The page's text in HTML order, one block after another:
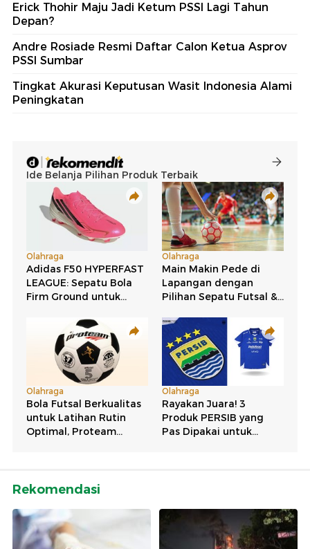
Erick Thohir Maju Jadi Ketum PSSI Lagi Tahun
Depan?
Andre Rosiade Resmi Daftar Calon Ketua Asprov
PSSI Sumbar
Tingkat Akurasi Keputusan Wasit Indonesia Alami
Peningkatan
Rekomendasi